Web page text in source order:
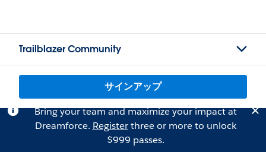
Trailblazer Community
サインアップ
Bring your team and maximize your impact at
Dreamforce. Registerthree or more to unlock
$999 passes.